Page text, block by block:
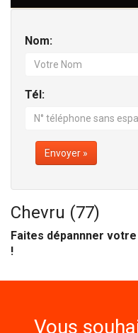
Nom:
Tél:
Envoyer »
Chevru (77)
Faites dépannner
!
Vous